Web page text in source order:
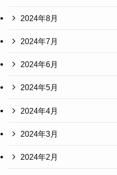
2024年8月
2024年7月
2024年6月
2024年5月
2024年4月
2024年3月
2024年2月